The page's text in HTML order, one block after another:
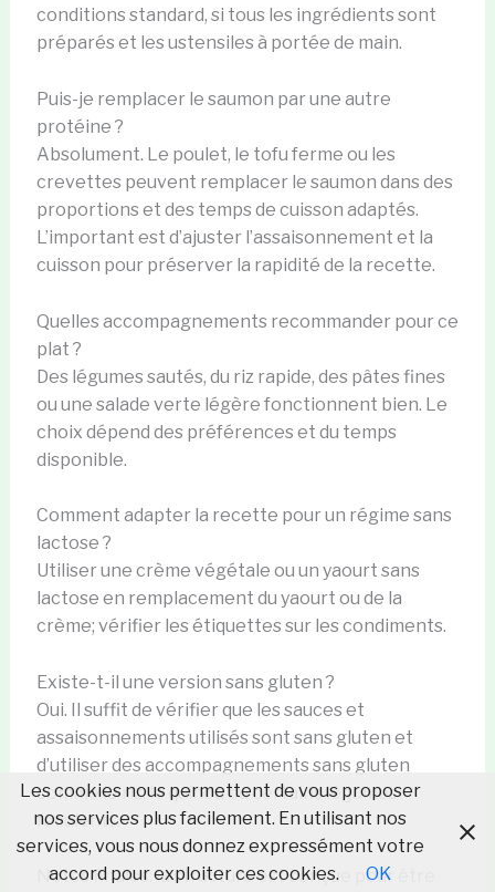
conditions standard, si tous les ingrédients sont
préparés et les ustensiles à portée de main.
Puis-je remplacer le saumon par une autre
protéine ?
Absolument. Le poulet, le tofu ferme ou les
crevettes peuvent remplacer le saumon dans des
proportions et des temps de cuisson adaptés.
L’important est d’ajuster l’assaisonnement et la
cuisson pour préserver la rapidité de la recette.
Quelles accompagnements recommander pour ce
plat ?
Des légumes sautés, du riz rapide, des pâtes fines
ou une salade verte légère fonctionnent bien. Le
choix dépend des préférences et du temps
disponible.
Comment adapter la recette pour un régime sans
lactose ?
Utiliser une crème végétale ou un yaourt sans
lactose en remplacement du yaourt ou de la
crème; vérifier les étiquettes sur les condiments.
Existe-t-il une version sans gluten ?
Oui. Il suffit de vérifier que les sauces et
assaisonnements utilisés sont sans gluten et
d’utiliser des accompagnements sans gluten
comme le riz, le quinoa ou certains légumes
féculents.
Notes finales: la structure est conçue pour être
Les cookies nous permettent de vous proposer
nos services plus facilement. En utilisant nos
services, vous nous donnez expressément votre
accord pour exploiter ces cookies.
OK